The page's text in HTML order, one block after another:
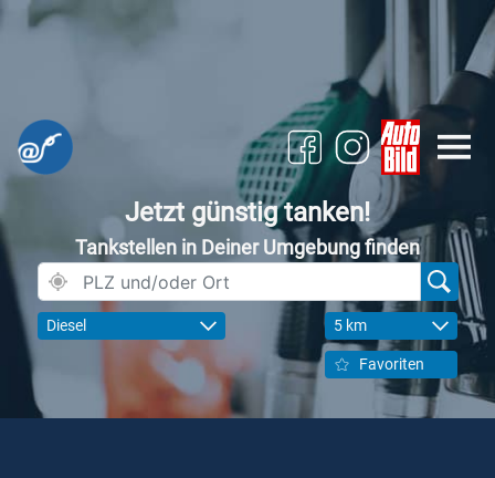
Jetzt günstig tanken!
Tankstellen in Deiner Umgebung finden
Diesel 5 km
Favoriten